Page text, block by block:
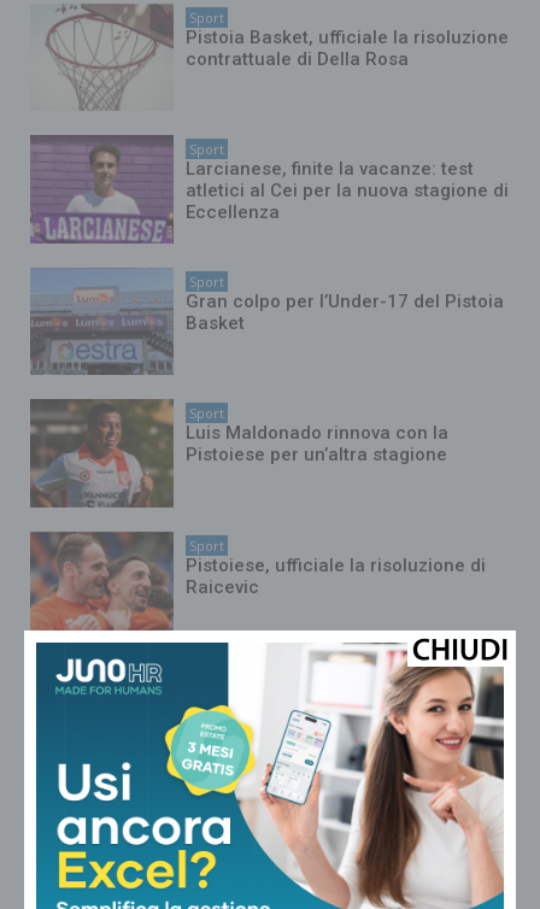
Sport
Pistoia Basket, ufficiale la risoluzione
contrattuale di Della Rosa
Sport
Larcianese, finite la vacanze: test
atletici al Cei per la nuova stagione di
Eccellenza
Sport
Gran colpo per l’Under-17 del Pistoia
Basket
Sport
Luis Maldonado rinnova con la
Pistoiese per un’altra stagione
Sport
Pistoiese, ufficiale la risoluzione di
Raicevic
La Pistoiese tutela i vecchi abbonati
con una promo speciale
Mille tessere rinnovate nella fase 1
della campagna abbonamenti del
Pistoia Basket 2000